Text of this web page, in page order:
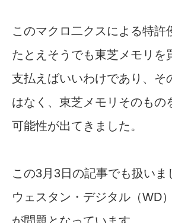
このマクロ二クスによる特許
たとえそうでも東芝メモリを
支払えばいいわけであり、そ
はなく、東芝メモリそのもの
可能性が出てきました。
この3月3日の記事でも扱いま
ウェスタン・デジタル（WD